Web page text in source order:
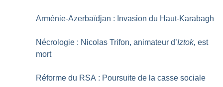
Arménie-Azerbaïdjan : Invasion du Haut-Karabagh
Nécrologie : Nicolas Trifon, animateur d’Iztok, est
mort
Réforme du RSA : Poursuite de la casse sociale